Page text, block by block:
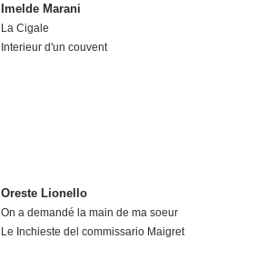
Imelde Marani
La Cigale
Interieur d'un couvent
Oreste Lionello
On a demandé la main de ma soeur
Le Inchieste del commissario Maigret